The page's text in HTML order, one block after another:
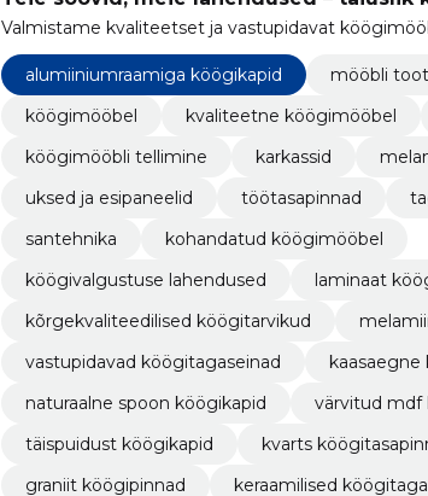
Valmistame kvaliteetset ja vastupidavat
alumiiniumraamiga köögikapid mööbli
köögimööbel
kvaliteetne köögimööbel
köögimööbli tellimine
karkassid
uksed ja esipaneelid
töötasapinnad
santehnika
kohandatud köögimööbel
köögivalgustuse lahendused
laminaat
kõrgekvaliteedilised köögitarvikud
vastupidavad köögitagaseinad
kaasaegne
naturaalne spoon köögikapid
värvitud mdf
täispuidust köögikapid
kvarts
graniit köögipinnad
keraamilised